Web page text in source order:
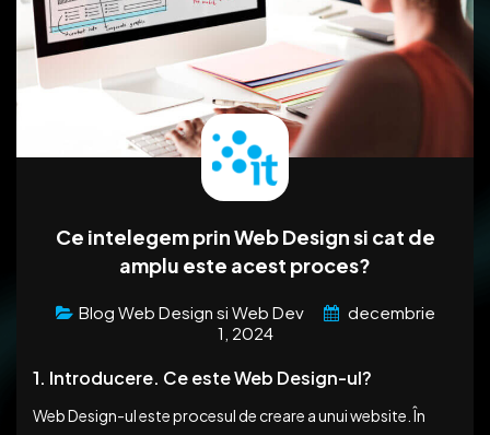
Ce intelegem prin Web Design si cat de
amplu este acest proces?
Blog Web Design si Web Dev
decembrie
1, 2024
1. Introducere. Ce este Web Design-ul?
Web Design-ul este procesul de creare a unui website. În